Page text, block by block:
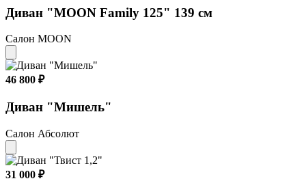
Диван "MOON Family 125" 139 см
Салон MOON
46 800 ₽
Диван "Мишель"
Салон Абсолют
31 000 ₽